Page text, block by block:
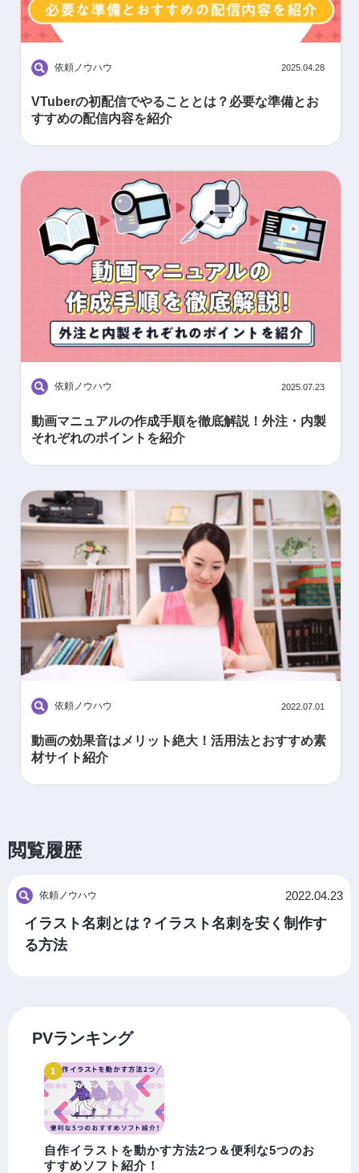
依頼ノウハウ 2025.04.28
VTuberの初配信でやることとは？必要な準備とお
すすめの配信内容を紹介
依頼ノウハウ 2025.07.23
動画マニュアルの作成手順を徹底解説！外注・内製
それぞれのポイントを紹介
依頼ノウハウ 2022.07.01
動画の効果音はメリット絶大！活用法とおすすめ素
材サイト紹介
閲覧履歴
依頼ノウハウ 2022.04.23
イラスト名刺とは？イラスト名刺を安く制作す
る方法
PVランキング
自作イラストを動かす方法2つ＆便利な5つのお
すすめソフト紹介！